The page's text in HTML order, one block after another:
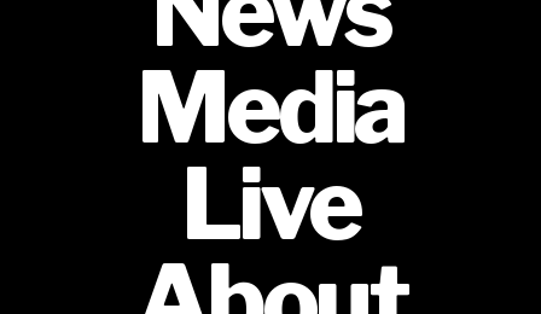
Media
Live